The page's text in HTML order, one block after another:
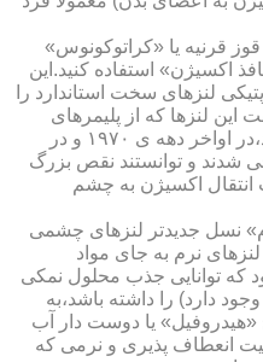
قرنیه یا «کراتوکونوس»
اکسیژن» استفاده کنید.این
لنزهای سخت استاندارد را
این لنزها که از پلیمرهای
نفوذپذیر به اکسیژن ساخته شده اند،در اواخر دهه ی ۱۹۷۰ و در
۱۹۸۰ و ۱۹۹۰ طراحی شدند و توانستند نقص بزرگ
اکسیژن به چشم
نسل جدیدتر لنزهای چشمی
نرم به جای مواد
که توانایی جذب محلول نمکی
دارد) را داشته باشد،به
یا دوست دار آب
انعطاف پذیری و نرمی که